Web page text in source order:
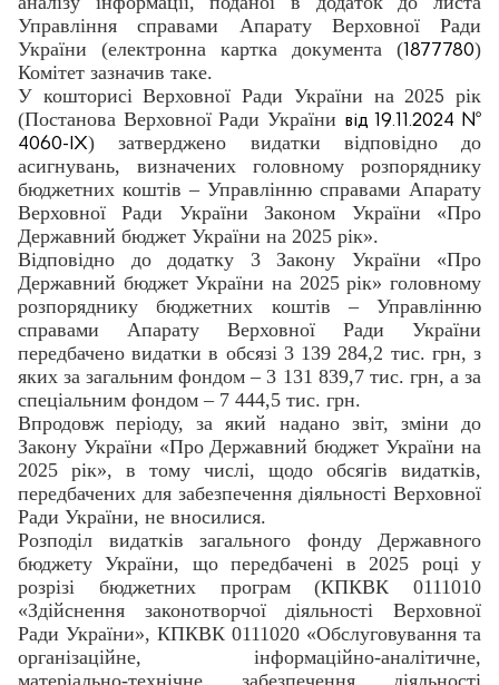
Управління справами Апарату Верховної Ради
України (електронна картка документа (1877780)
Комітет зазначив таке.
У кошторисі Верховної Ради України на 2025 рік
(Постанова Верховної Ради України від 19.11.2024 №
4060-ІХ) затверджено видатки відповідно до
асигнувань, визначених головному розпоряднику
бюджетних коштів – Управлінню справами Апарату
Верховної Ради України Законом України «Про
Державний бюджет України на 2025 рік».
Відповідно до додатку 3 Закону України «Про
Державний бюджет України на 2025 рік» головному
розпоряднику бюджетних коштів – Управлінню
справами Апарату Верховної Ради України
передбачено видатки в обсязі 3 139 284,2 тис. грн, з
яких за загальним фондом – 3 131 839,7 тис. грн, а за
спеціальним фондом – 7 444,5 тис. грн.
Впродовж періоду, за який надано звіт, зміни до
Закону України «Про Державний бюджет України на
2025 рік», в тому числі, щодо обсягів видатків,
передбачених для забезпечення діяльності Верховної
Ради України, не вносилися.
Розподіл видатків загального фонду Державного
бюджету України, що передбачені в 2025 році у
розрізі бюджетних програм (КПКВК 0111010
«Здійснення законотворчої діяльності Верховної
Ради України», КПКВК 0111020 «Обслуговування та
організаційне, інформаційно-аналітичне,
матеріально-технічне забезпечення діяльності